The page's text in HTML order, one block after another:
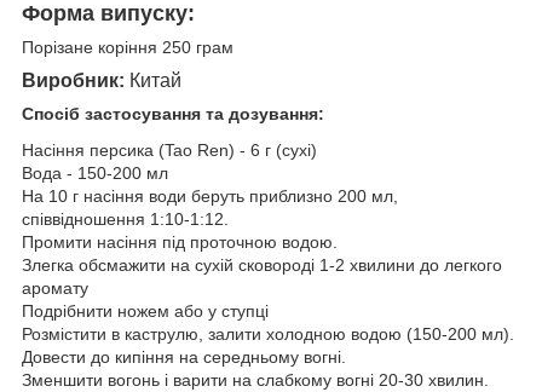
Форма випуску:
Порізане коріння 250 грам
Виробник: Китай
Спосіб застосування та дозування:
Насіння персика (Tao Ren) - 6 г (сухі)
Вода - 150-200 мл
На 10 г насіння води беруть приблизно 200 мл,
співвідношення 1:10-1:12.
Промити насіння під проточною водою.
Злегка обсмажити на сухій сковороді 1-2 хвилини до легкого
аромату
Подрібнити ножем або у ступці
Розмістити в каструлю, залити холодною водою (150-200 мл).
Довести до кипіння на середньому вогні.
Зменшити вогонь і варити на слабкому вогні 20-30 хвилин.